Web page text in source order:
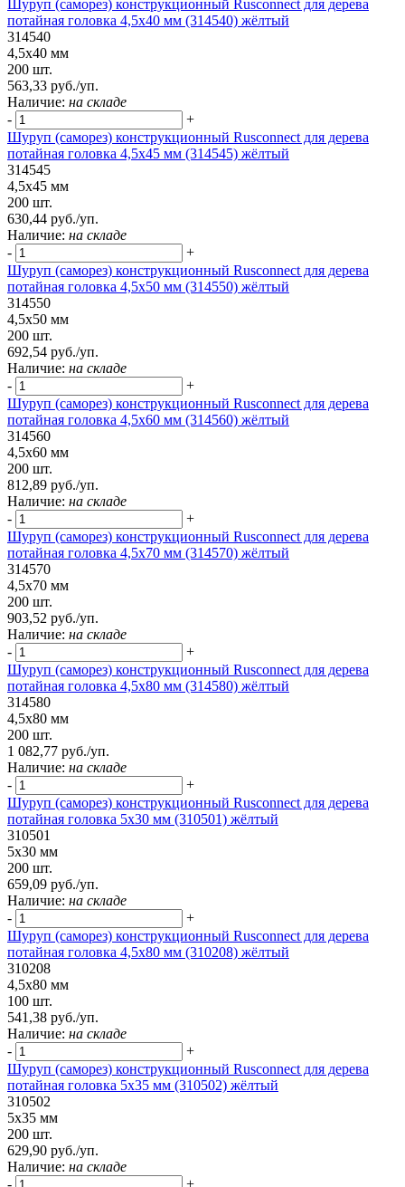
Шуруп (саморез) конструкционный Rusconnect для дерева
потайная головка 4,5x40 мм (314540) жёлтый
314540
4,5x40 мм
200 шт.
563,33 руб./уп.
Наличие: на складе
-
+
Шуруп (саморез) конструкционный Rusconnect для дерева
потайная головка 4,5х45 мм (314545) жёлтый
314545
4,5х45 мм
200 шт.
630,44 руб./уп.
Наличие: на складе
-
+
Шуруп (саморез) конструкционный Rusconnect для дерева
потайная головка 4,5х50 мм (314550) жёлтый
314550
4,5х50 мм
200 шт.
692,54 руб./уп.
Наличие: на складе
-
+
Шуруп (саморез) конструкционный Rusconnect для дерева
потайная головка 4,5х60 мм (314560) жёлтый
314560
4,5х60 мм
200 шт.
812,89 руб./уп.
Наличие: на складе
-
+
Шуруп (саморез) конструкционный Rusconnect для дерева
потайная головка 4,5х70 мм (314570) жёлтый
314570
4,5х70 мм
200 шт.
903,52 руб./уп.
Наличие: на складе
-
+
Шуруп (саморез) конструкционный Rusconnect для дерева
потайная головка 4,5х80 мм (314580) жёлтый
314580
4,5х80 мм
200 шт.
1 082,77 руб./уп.
Наличие: на складе
-
+
Шуруп (саморез) конструкционный Rusconnect для дерева
потайная головка 5х30 мм (310501) жёлтый
310501
5х30 мм
200 шт.
659,09 руб./уп.
Наличие: на складе
-
+
Шуруп (саморез) конструкционный Rusconnect для дерева
потайная головка 4,5х80 мм (310208) жёлтый
310208
4,5х80 мм
100 шт.
541,38 руб./уп.
Наличие: на складе
-
+
Шуруп (саморез) конструкционный Rusconnect для дерева
потайная головка 5х35 мм (310502) жёлтый
310502
5х35 мм
200 шт.
629,90 руб./уп.
Наличие: на складе